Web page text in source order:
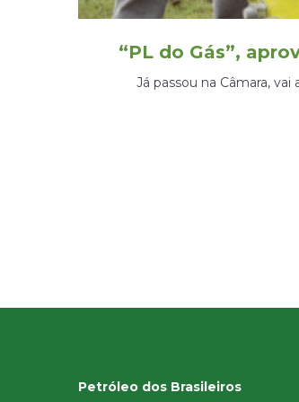
“PL do Gás”,
Já passou na Câmara,
Petróleo dos Brasileiros